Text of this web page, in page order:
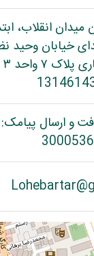
انقلاب،
خیابان وحید
و ارسال پیامک: